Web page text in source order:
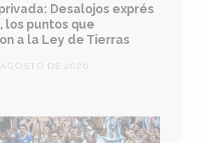
Desalojos exprés
los puntos que
a la Ley de Tierras
DE 2026